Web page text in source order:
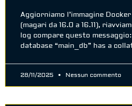
Aggiorniamo l’immagine
(magari da 16.0 a 16.11),
log compare questo messaggio:
database “main_db” has a
28/11/2025 Nessun commento